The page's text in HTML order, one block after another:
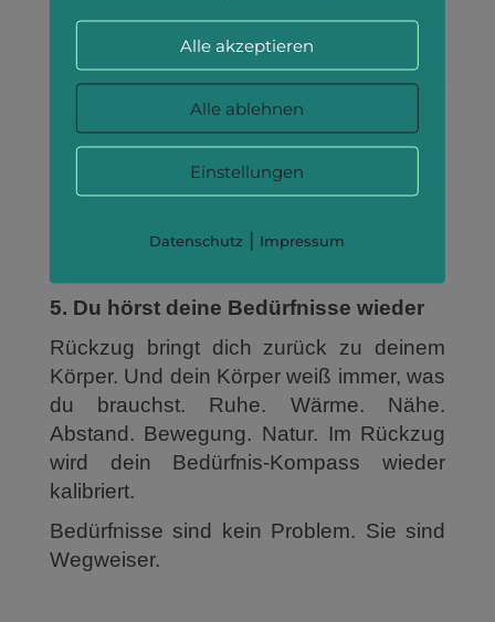
In der Stille tauchen Antworten auf, die du
im Lärm des Alltags überhörst. Im
Rückzug lernst du, zwischen deiner
echten Stimme und den Erwartungen
anderer zu unterscheiden.
Viele Frauen sagen nach solchen
wie sehr ich mich nach … sehne.“ Und
5. Du hörst deine Bedürfnisse wieder
Rückzug bringt dich zurück zu deinem
Körper. Und dein Körper weiß immer, was
du brauchst. Ruhe. Wärme. Nähe.
Abstand. Bewegung. Natur. Im Rückzug
wird dein Bedürfnis-Kompass wieder
kalibriert.
Bedürfnisse sind kein Problem. Sie sind
Wegweiser.
Alle akzeptieren
Alle ablehnen
Einstellungen
Datenschutz | Impressum